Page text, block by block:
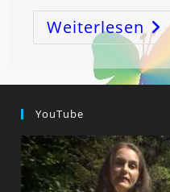
Weiterlesen Der
Und
Des
YouTube